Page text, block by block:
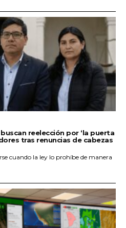
reelección por ‘la puerta
tras renuncias de cabezas
cuando la ley lo prohíbe de manera